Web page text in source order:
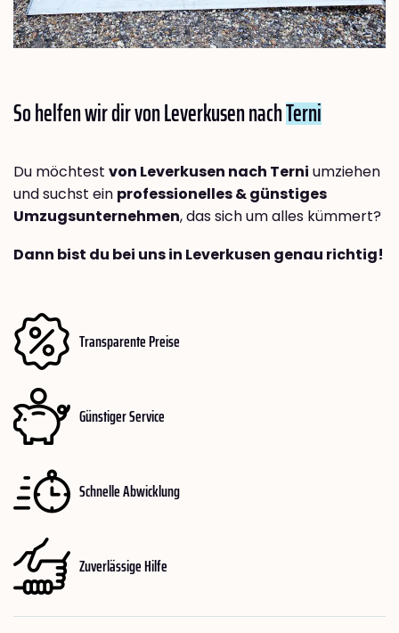
So helfen wir dir von Leverkusen nachTerni
Du möchtest von Leverkusen nach Terni umziehen
und suchst ein professionelles & günstiges
Umzugsunternehmen, das sich um alles kümmert?
Dann bist du bei uns in Leverkusen genau richtig!
Transparente Preise
Günstiger Service
Schnelle Abwicklung
Zuverlässige Hilfe